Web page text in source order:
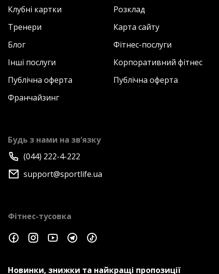
Клубні картки
Розклад
Тренери
Карта сайту
Блог
Фітнес-послуги
Інші послуги
Корпоративний фітнес
Публічна оферта
Публічна оферта
Франчайзинг
Будь з нами на зв’язку
(044) 222-4-222
support@sportlife.ua
Фітнес-тусовка
Новинки, знижки та найкращі пропозиції